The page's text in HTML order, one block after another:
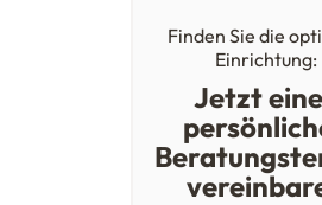
Finden Sie die
Einrichtung:
Jetzt